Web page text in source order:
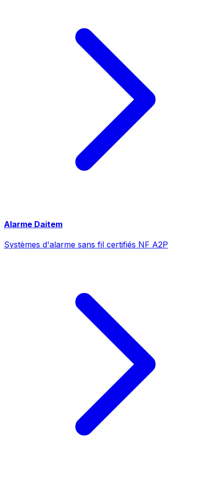
Alarme Daitem
Systèmes d'alarme sans fil certifiés NF A2P